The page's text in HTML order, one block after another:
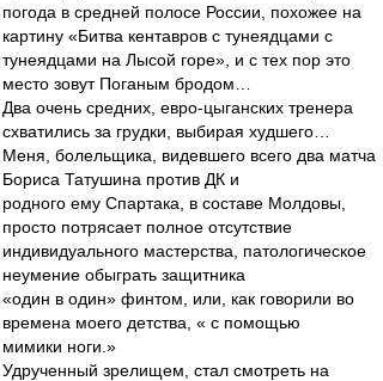
погода в средней полосе России, похожее на
картину «Битва кентавров с тунеядцами с
тунеядцами на Лысой горе», и с тех пор это
место зовут Поганым бродом…
Два очень средних, евро-цыганских тренера
схватились за грудки, выбирая худшего…
Меня, болельщика, видевшего всего два матча
Бориса Татушина против ДК и
родного ему Спартака, в составе Молдовы,
просто потрясает полное отсутствие
индивидуального мастерства, патологическое
неумение обыграть защитника
«один в один» финтом, или, как говорили во
времена моего детства, « с помощью
мимики ноги.»
Удрученный зрелищем, стал смотреть на